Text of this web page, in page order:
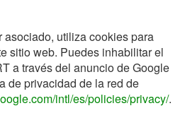
asociado, utiliza cookies para
sitio web. Puedes inhabilitar el
a través del anuncio de Google
de privacidad de la red de
intl/es/policies/privacy/.